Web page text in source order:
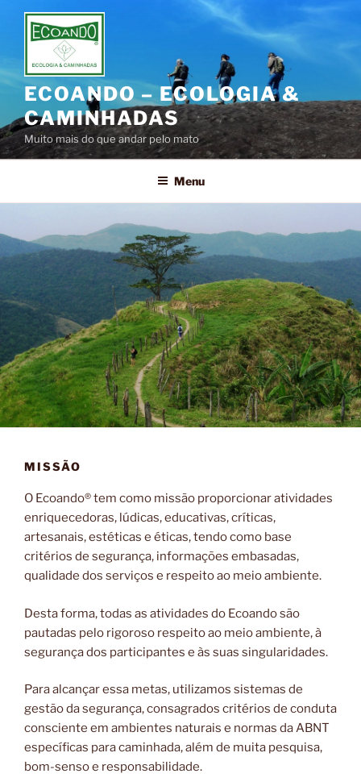
Pular
conteúdo
ECOANDO – ECOLOGIA &
CAMINHADAS
Muito mais do que andar pelo mato
Menu
MISSÃO
O Ecoando® tem como missão proporcionar atividades
enriquecedoras, lúdicas, educativas, críticas,
artesanais, estéticas e éticas, tendo como base
critérios de segurança, informações embasadas,
qualidade dos serviços e respeito ao meio ambiente.
Desta forma, todas as atividades do Ecoando são
pautadas pelo rigoroso respeito ao meio ambiente, à
segurança dos participantes e às suas singularidades.
Para alcançar essa metas, utilizamos sistemas de
gestão da segurança, consagrados critérios de conduta
consciente em ambientes naturais e normas da ABNT
específicas para caminhada, além de muita pesquisa,
bom-senso e responsabilidade.